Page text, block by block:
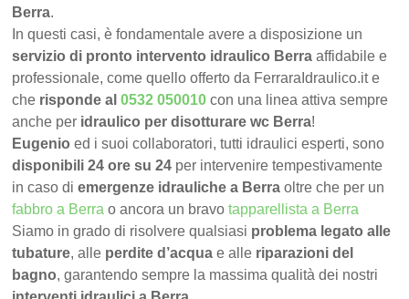
Berra.
In questi casi, è fondamentale avere a disposizione un
servizio di pronto intervento idraulico Berraaffidabile e
professionale, come quello offerto da FerraraIdraulico.it e
che risponde al0532 050010 con una linea attiva sempre
anche per idraulico per disotturare wc Berra!
Eugenio ed i suoi collaboratori, tutti idraulici esperti, sono
disponibili 24 ore su 24 per intervenire tempestivamente
in caso diemergenze idrauliche a Berraoltre che per un
fabbro a Berra o ancora un bravotapparellista a Berra
Siamo in grado di risolvere qualsiasi problema legato alle
tubature, alle perdite d’acqua e alle riparazioni del
bagno, garantendo sempre la massima qualità dei nostri